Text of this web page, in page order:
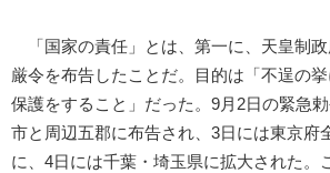
「国家の責任」とは、第一に、天皇制
厳令を布告したことだ。目的は「不逞の
保護をすること」だった。9月2日の緊急
市と周辺五郡に布告され、3日には東京府
に、4日には千葉・埼玉県に拡大された。